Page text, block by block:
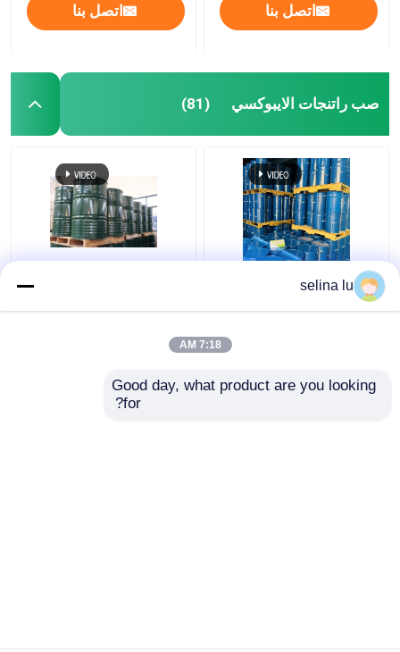
اتصل بنا اتصل بنا
صب راتنجات الايبوكسي (81)
مكونان من راتنجات
الايبوكسي من مادة البولي
فوق البنفسجية من النوع
210-898-8 Einecs بدون
الكهربائية
selina lu
7:18 AM
Good day, what product are you looking
for?